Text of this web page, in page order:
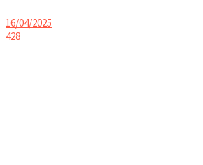
16/04/2025
428